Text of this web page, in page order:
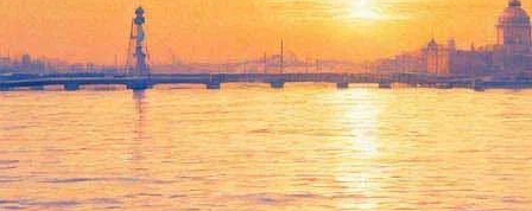
Екатерина Мцитуридзе на